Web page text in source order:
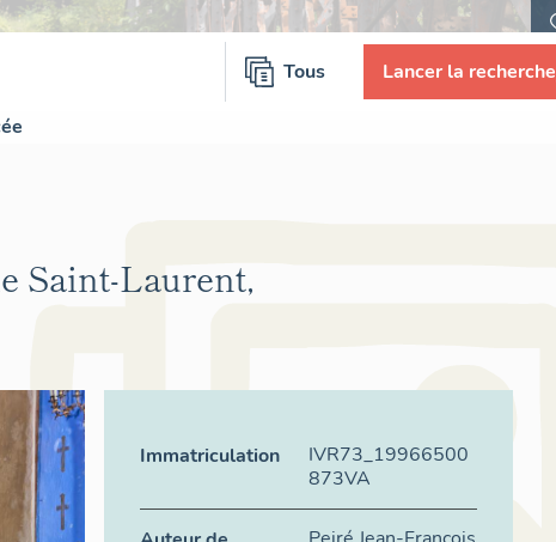
Tous Lancer la recherche
Saint-Laurent,
Immatriculation
IVR73_19966500
873VA